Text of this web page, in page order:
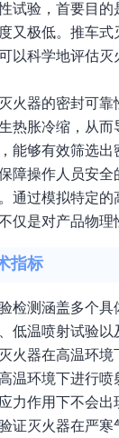
试验，首要目
又极低。推车
以科学地评估
火器的密封可
热胀冷缩，从
能够有效筛选
障操作人员安
通过模拟特定
仅是对产品物理
指标
检测涵盖多个
低温喷射试验以
火器在高温环
温环境下进行
力作用下不会出
证灭火器在严